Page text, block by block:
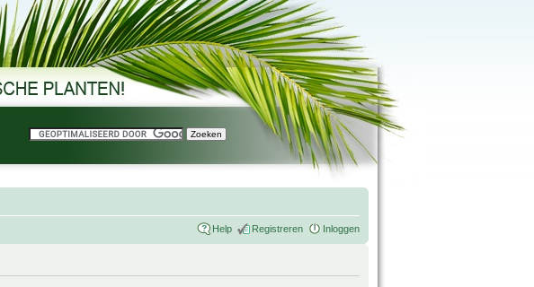
Help Registreren Inloggen